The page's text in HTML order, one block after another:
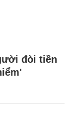
đòi tiền